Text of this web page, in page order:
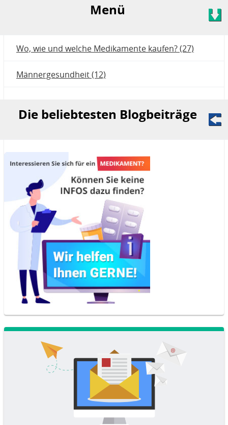
Menü
Wo, wie und welche Medikamente kaufen? (27)
Männergesundheit (12)
Die beliebtesten Blogbeiträge